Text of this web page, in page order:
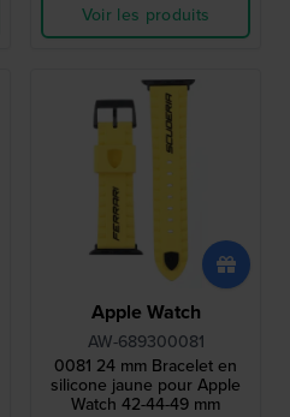
Voir les produits
Apple Watch
AW-689300081
0081 24 mm Bracelet en
silicone jaune pour Apple
Watch 42-44-49 mm